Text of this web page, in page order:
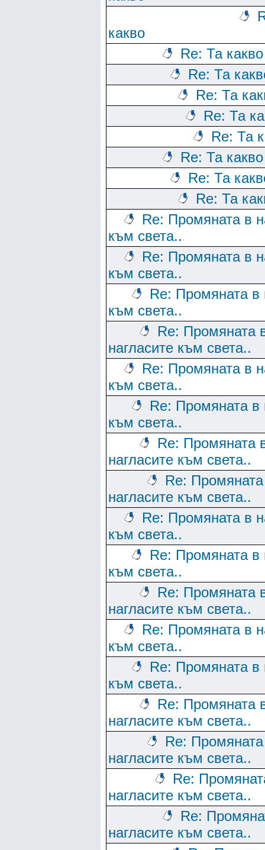
какво
Re: Та какво
Re: Та
Re: Та
Re: Та
Re: Та
Re: Та какво
Re: Та
Re: Та
Re: Промяната в
към света..
Re: Промяната в
към света..
Re: Промяната в
към света..
Re: Промяната
нагласите към света..
Re: Промяната в
към света..
Re: Промяната в
към света..
Re: Промяната
нагласите към света..
Re:
нагласите към света..
Re: Промяната в
към света..
Re: Промяната в
към света..
Re: Промяната
нагласите към света..
Re: Промяната в
към света..
Re: Промяната в
към света..
Re: Промяната
нагласите към света..
Re:
нагласите към света..
Re:
нагласите към света..
Re:
нагласите към света..